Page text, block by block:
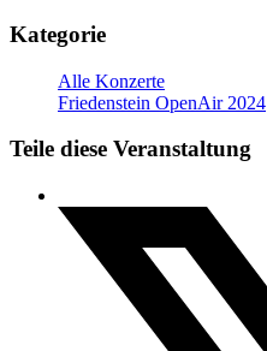
Kategorie
Alle Konzerte
Friedenstein OpenAir 2024
Teile diese Veranstaltung